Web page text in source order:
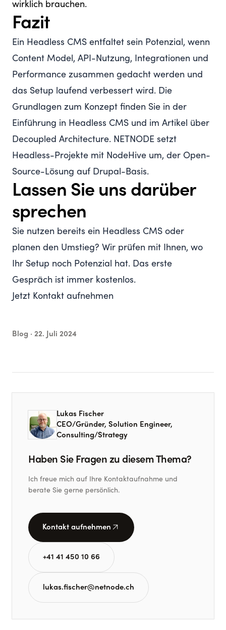
wirklich brauchen.
Fazit
Ein Headless CMS entfaltet sein Potenzial, wenn
Content Model, API-Nutzung, Integrationen und
Performance zusammen gedacht werden und
das Setup laufend verbessert wird. Die
Grundlagen zum Konzept finden Sie in der
Einführung in Headless CMS und im Artikel über
Decoupled Architecture. NETNODE setzt
Headless-Projekte mit NodeHive um, der Open-
Source-Lösung auf Drupal-Basis.
Lassen Sie uns darüber
sprechen
Sie nutzen bereits ein Headless CMS oder
planen den Umstieg? Wir prüfen mit Ihnen, wo
Ihr Setup noch Potenzial hat. Das erste
Gespräch ist immer kostenlos.
Jetzt Kontakt aufnehmen
Blog · 22. Juli 2024
Lukas Fischer
CEO/Gründer, Solution Engineer,
Consulting/Strategy
Haben Sie Fragen zu diesem Thema?
Ich freue mich auf Ihre Kontaktaufnahme und
berate Sie gerne persönlich.
Kontakt aufnehmen arrow_outward
+41 41 450 10 66
lukas.fischer@netnode.ch